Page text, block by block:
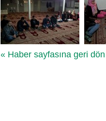
« Haber sayfasına geri dön